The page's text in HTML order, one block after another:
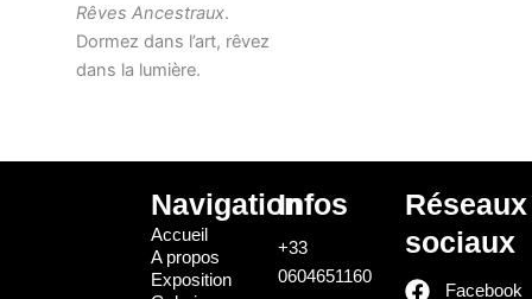
Rêves Ancestraux.
Dormez dans l’art, rêvez
dans la lumière.
Navigation
Accueil
A propos
Exposition
Infos
+33
0604651160
Réseaux
sociaux
Facebook